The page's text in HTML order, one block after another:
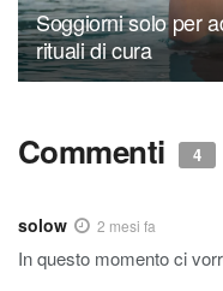
Soggiorni solo per
rituali di cura
Commenti 4
solow 2 mesi fa
In questo momento ci